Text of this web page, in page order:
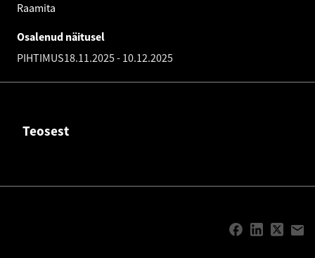
Raamita
Osalenud näitusel
PIHTIMUS18.11.2025- 10.12.2025
Teosest